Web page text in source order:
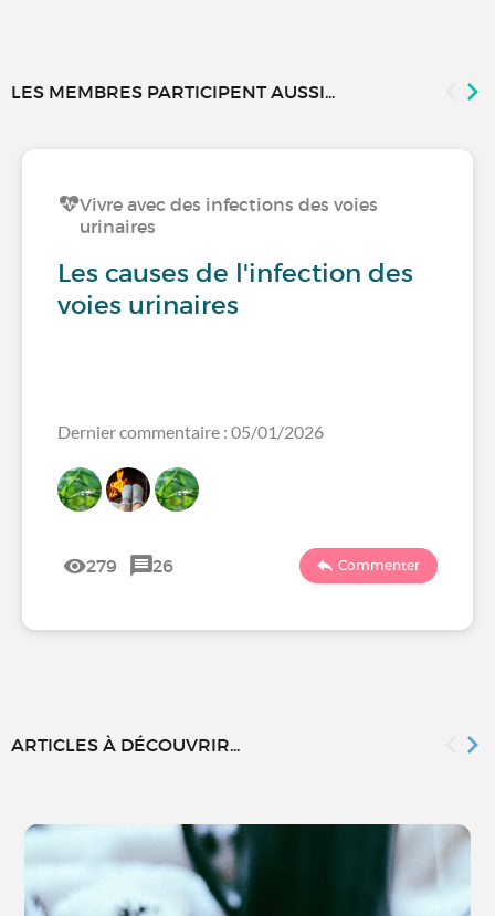
LES MEMBRES PARTICIPENT AUSSI...
Vivre avec des infections des voies
urinaires
Les causes de l'infection des
voies urinaires
Dernier commentaire : 05/01/2026
279 26 Commenter
ARTICLES À DÉCOUVRIR...